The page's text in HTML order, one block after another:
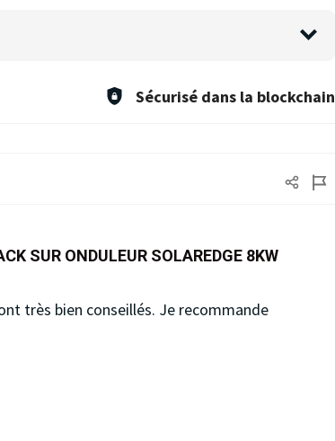
Sécurisé dans la blockchain
SUR ONDULEUR SOLAREDGE 8KW
très bien conseillés. Je recommande